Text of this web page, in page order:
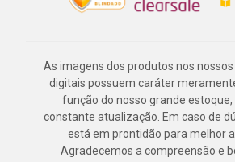
As imagens dos produtos nos
digitais possuem caráter
função do nosso grande
constante atualização. Em caso de
está em prontidão para melhor
Agradecemos a compreensão e